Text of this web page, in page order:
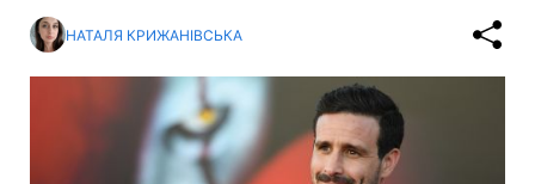
НАТАЛЯ КРИЖАНІВСЬКА